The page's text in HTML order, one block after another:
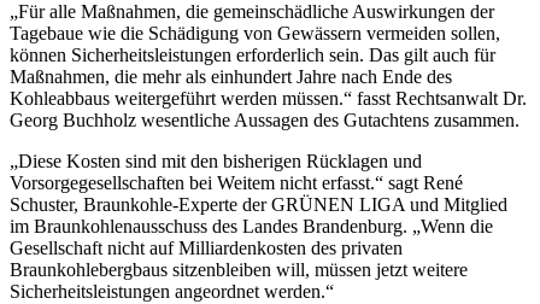
„Für alle Maßnahmen, die gemeinschädliche Auswirkungen der
Tagebaue wie die Schädigung von Gewässern vermeiden sollen,
können Sicherheitsleistungen erforderlich sein. Das gilt auch für
Maßnahmen, die mehr als einhundert Jahre nach Ende des
Kohleabbaus weitergeführt werden müssen.“ fasst Rechtsanwalt Dr.
Georg Buchholz wesentliche Aussagen des Gutachtens zusammen.
„Diese Kosten sind mit den bisherigen Rücklagen und
Vorsorgegesellschaften bei Weitem nicht erfasst.“ sagt René
Schuster, Braunkohle-Experte der GRÜNEN LIGA und Mitglied
im Braunkohlenausschuss des Landes Brandenburg. „Wenn die
Gesellschaft nicht auf Milliardenkosten des privaten
Braunkohlebergbaus sitzenbleiben will, müssen jetzt weitere
Sicherheitsleistungen angeordnet werden.“